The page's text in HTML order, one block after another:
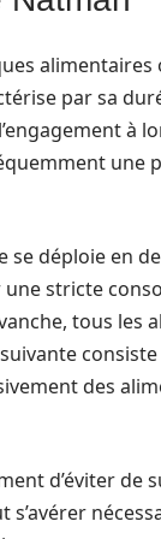
par sa
à
une
déploie en
stricte
tous les
des
d’éviter de